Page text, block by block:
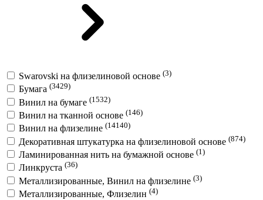
Swarovski на флизелиновой основе (3)
Бумага (3429)
Винил на бумаге (1532)
Винил на тканной основе (146)
Винил на флизелине (14140)
Декоративная штукатурка на флизелиновой основе (874)
Ламинированная нить на бумажной основе (1)
Линкруста (36)
Металлизированные, Винил на флизелине (3)
Металлизированные, Флизелин (4)